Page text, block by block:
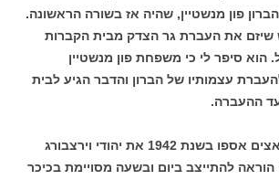
פון מנשטיין, שהיה אז בשורה הראשונה.
שיזם את העברת גר הצדק מבית הקברות
הוא סיפר לי כי משפחת פון מנשטיין
עצמותיו של הברון והדבר הגיע לבית
ההעברה.
"הוא סיפר לי כי הנאצים אספו בשנת 1942 את יהודי וירצבורג
להתייצב ביום ובשעה מסויימת בכיכר